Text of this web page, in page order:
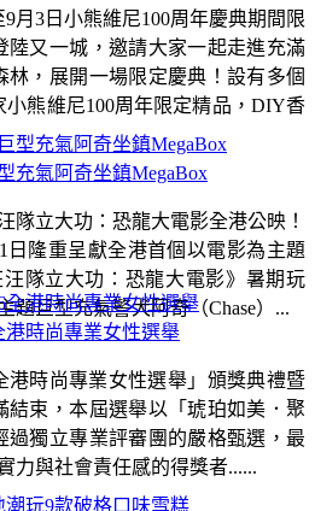
充氣阿奇坐鎮MegaBox
隊立大功：恐龍大電影全港公映！
日隆重呈獻全港首個以電影為主題
汪隊立大功：恐龍大電影》暑期玩
題巨型充氣警犬阿奇（Chase）...
月3日小熊維尼100周年慶典期間限
陸又一城，邀請大家一起走進充滿
林，展開一場限定慶典！設有多個
小熊維尼100周年限定精品，DIY香
港時尚專業女性選舉
港時尚專業女性選舉」頒獎典禮暨
結束，本屆選舉以「琥珀如美．聚
過獨立專業評審團的嚴格甄選，最
力與社會責任感的得獎者......